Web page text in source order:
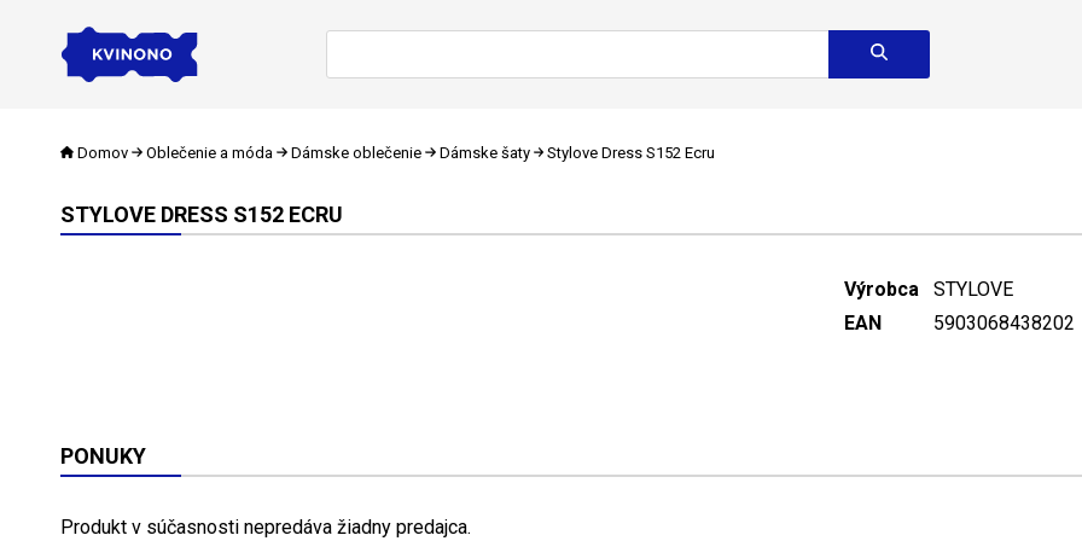
Domov Oblečenie a móda Dámske oblečenie Dámske šaty Stylove Dress S152 Ecru
STYLOVE DRESS S152 ECRU
Výrobca
STYLOVE
EAN
5903068438202
PONUKY
Produkt v súčasnosti nepredáva žiadny predajca.